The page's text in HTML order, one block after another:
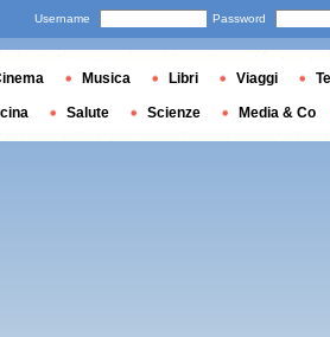
Username Password
Musica Libri Viaggi
Salute Scienze Media & Co